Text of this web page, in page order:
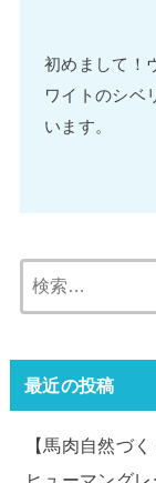
初めまして！
ワイトのシベ
います。
最近の投稿
【馬肉自然づ